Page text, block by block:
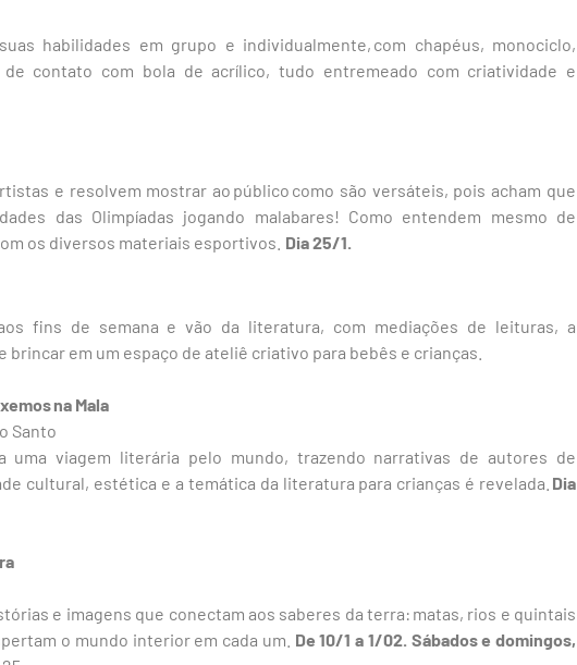
habilidades em grupo e individualmente, com chapéus, monociclo,
contato com bola de acrílico, tudo entremeado com criatividade e
e resolvem mostrar ao público como são versáteis, pois acham que
das Olimpíadas jogando malabares! Como entendem mesmo de
os diversos materiais esportivos. Dia 25/1.
fins de semana e vão da literatura, com mediações de leituras, a
em um espaço de ateliê criativo para bebês e crianças.
na Mala
Santo
uma viagem literária pelo mundo, trazendo narrativas de autores de
cultural, estética e a temática da literatura para crianças é revelada. Dia
e imagens que conectam aos saberes da terra: matas, rios e quintais
o mundo interior em cada um. De 10/1 a 1/02. Sábados e domingos,